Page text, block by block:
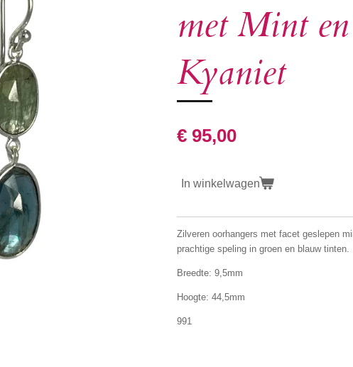
met Mint
Kyaniet
€ 95,00
In winkelwagen
Zilveren oorhangers met facet geslepen
prachtige speling in groen en blauw tinten.
Breedte: 9,5mm
Hoogte: 44,5mm
991